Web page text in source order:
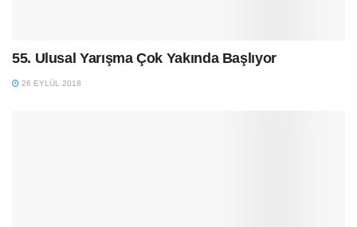
55. Ulusal Yarışma Çok Yakında Başlıyor
26 EYLÜL 2018